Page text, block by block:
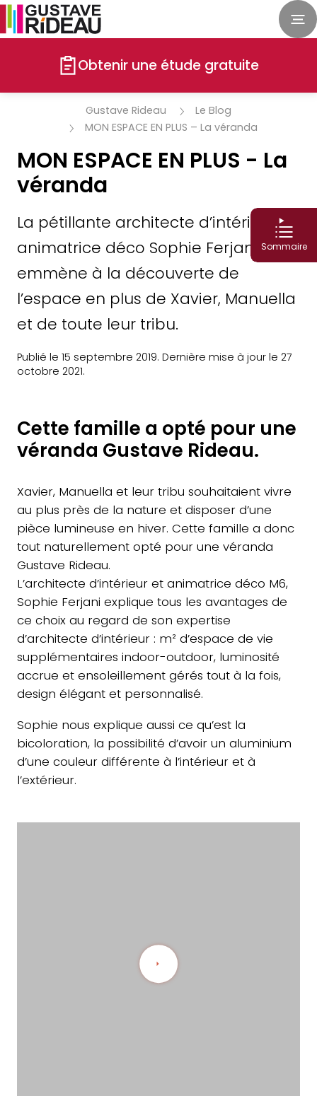
Obtenir une étude gratuite
Gustave Rideau
Le Blog
MON ESPACE EN PLUS – La véranda
MON ESPACE EN PLUS - La
véranda
La pétillante architecte d’intérieur et
animatrice déco Sophie Ferjani vous
emmène à la découverte de
l’espace en plus de Xavier, Manuella
et de toute leur tribu.
Publié le 15 septembre 2019. Dernière mise à jour le 27
octobre 2021.
Sommaire
Cette famille a opté pour une
véranda Gustave Rideau.
Xavier, Manuella et leur tribu souhaitaient vivre
au plus près de la nature et disposer d’une
pièce lumineuse en hiver. Cette famille a donc
tout naturellement opté pour une véranda
Gustave Rideau.
L’architecte d’intérieur et animatrice déco M6,
Sophie Ferjani explique tous les avantages de
ce choix au regard de son expertise
d’architecte d’intérieur : m² d’espace de vie
supplémentaires indoor-outdoor, luminosité
accrue et ensoleillement gérés tout à la fois,
design élégant et personnalisé.
Sophie nous explique aussi ce qu’est la
bicoloration, la possibilité d’avoir un aluminium
d’une couleur différente à l’intérieur et à
l’extérieur.